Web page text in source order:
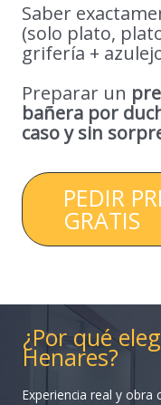
Saber
(solo plato,
grifería +
Preparar un
bañera por
caso y sin
PEDIR
GRATIS
¿Por qué
Henares?
Experiencia real y obra